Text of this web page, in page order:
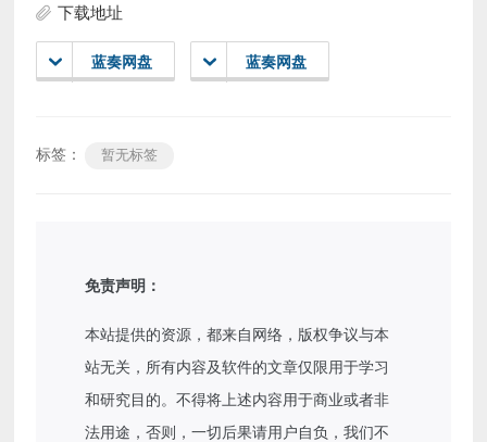
下载地址
蓝奏网盘 蓝奏网盘
标签： 暂无标签
免责声明：
本站提供的资源，都来自网络，版权争议与本
站无关，所有内容及软件的文章仅限用于学习
和研究目的。不得将上述内容用于商业或者非
法用途，否则，一切后果请用户自负，我们不